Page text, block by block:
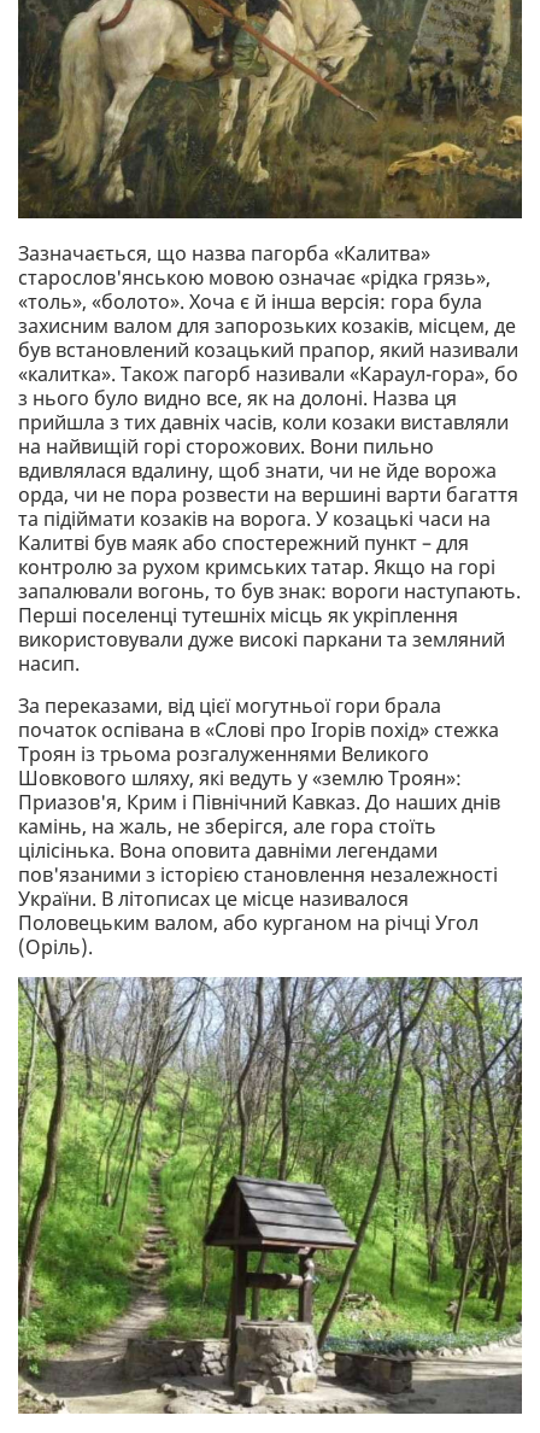
Зазначається, що назва пагорба «Калитва»
старослов'янською мовою означає «рідка грязь»,
«толь», «болото». Хоча є й інша версія: гора була
захисним валом для запорозьких козаків, місцем, де
був встановлений козацький прапор, який називали
«калитка». Також пагорб називали «Караул-гора», бо
з нього було видно все, як на долоні. Назва ця
прийшла з тих давніх часів, коли козаки виставляли
на найвищій горі сторожових. Вони пильно
вдивлялася вдалину, щоб знати, чи не йде ворожа
орда, чи не пора розвести на вершині варти багаття
та підіймати козаків на ворога. У козацькі часи на
Калитві був маяк або спостережний пункт – для
контролю за рухом кримських татар. Якщо на горі
запалювали вогонь, то був знак: вороги наступають.
Перші поселенці тутешніх місць як укріплення
використовували дуже високі паркани та земляний
насип.
За переказами, від цієї могутньої гори брала
початок оспівана в «Слові про Ігорів похід» стежка
Троян із трьома розгалуженнями Великого
Шовкового шляху, які ведуть у «землю Троян»:
Приазов'я, Крим і Північний Кавказ. До наших днів
камінь, на жаль, не зберігся, але гора стоїть
цілісінька. Вона оповита давніми легендами
пов'язаними з історією становлення незалежності
України. В літописах це місце називалося
Половецьким валом, або курганом на річці Угол
(Оріль).